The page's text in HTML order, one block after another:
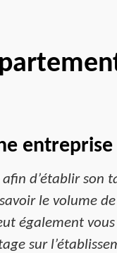
d’établir son
le volume
également
sur